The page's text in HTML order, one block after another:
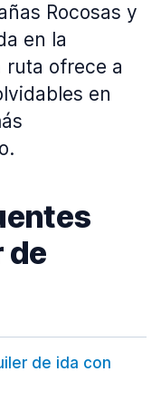
Rocosas y
en la
ruta ofrece a
en
de
de ida con